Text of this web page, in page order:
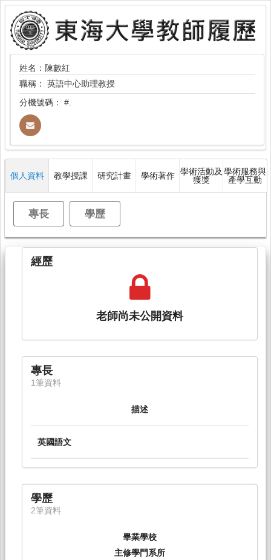
姓名：陳數紅
職稱： 英語中心助理教授
分機號碼： #.
個人資料 教學授課 研究計畫 學術著作 學術活動及
獲獎
學術服務與
產學互動
專長 學歷
經歷
老師尚未公開資料
專長
1筆資料
描述
英國語文
學歷
2筆資料
畢業學校
主修學門系所